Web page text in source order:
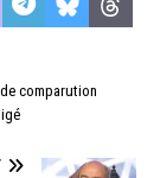
comparution